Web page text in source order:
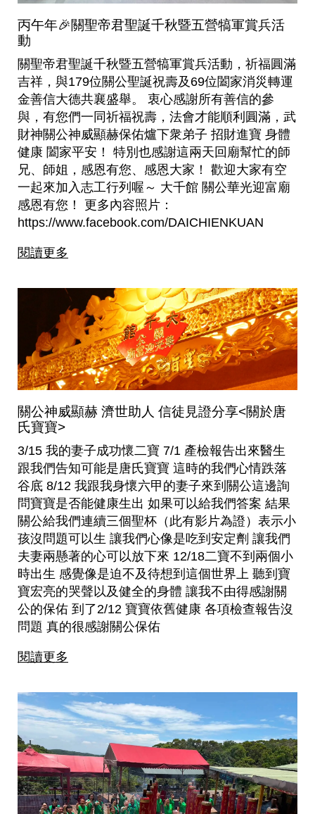
丙午年🎉關聖帝君聖誕千秋暨五營犒軍賞兵活
動
關聖帝君聖誕千秋暨五營犒軍賞兵活動，祈福圓滿
吉祥，與179位關公聖誕祝壽及69位闔家消災轉運
金善信大德共襄盛舉。 衷心感謝所有善信的參
與，有您們一同祈福祝壽，法會才能順利圓滿，武
財神關公神威顯赫保佑爐下衆弟子 招財進寶 身體
健康 闔家平安！ 特別也感謝這兩天回廟幫忙的師
兄、師姐，感恩有您、感恩大家！ 歡迎大家有空
一起來加入志工行列喔～ 大千館 關公華光迎富廟
感恩有您！ 更多內容照片：
https://www.facebook.com/DAICHIENKUAN
閱讀更多
關公神威顯赫 濟世助人 信徒見證分享<關於唐
氏寶寶>
3/15 我的妻子成功懷二寶 7/1 產檢報告出來醫生
跟我們告知可能是唐氏寶寶 這時的我們心情跌落
谷底 8/12 我跟我身懷六甲的妻子來到關公這邊詢
問寶寶是否能健康生出 如果可以給我們答案 結果
關公給我們連續三個聖杯（此有影片為證）表示小
孩沒問題可以生 讓我們心像是吃到安定劑 讓我們
夫妻兩懸著的心可以放下來 12/18二寶不到兩個小
時出生 感覺像是迫不及待想到這個世界上 聽到寶
寶宏亮的哭聲以及健全的身體 讓我不由得感謝關
公的保佑 到了2/12 寶寶依舊健康 各項檢查報告沒
問題 真的很感謝關公保佑
閱讀更多